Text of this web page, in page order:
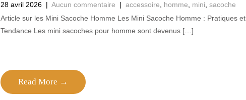
28 avril 2026 | Aucun commentaire | accessoire homme mini sacoche
Article sur les Mini Sacoche Homme Les Mini Sacoche Homme : Pratiques et
Tendance Les mini sacoches pour homme sont devenus […]
Read More →